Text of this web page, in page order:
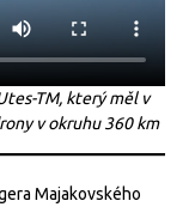
TM, který měl v
v okruhu 360 km
Majakovského